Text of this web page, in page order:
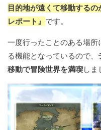
目的地が遠くて移動する
レポート』 です。
一度行ったことのある場所
る機能となっているので、
移動で冒険世界を満喫しま